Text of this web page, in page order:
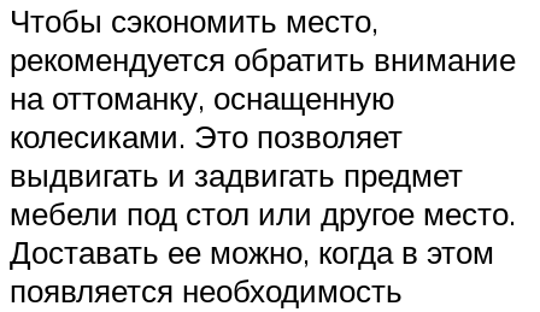
Чтобы сэкономить место,
рекомендуется обратить внимание
на оттоманку, оснащенную
колесиками. Это позволяет
выдвигать и задвигать предмет
мебели под стол или другое место.
Доставать ее можно, когда в этом
появляется необходимость